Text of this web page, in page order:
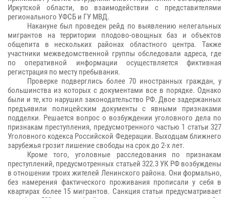
Иркутской области, во взаимодействии с представителями
регионального УФСБ и ГУ МВД.
Накануне был проведен рейд по выявлению нелегальных
мигрантов на территории плодово-овощных баз и объектов
общепита в нескольких районах областного центра. Также
участники межведомственной группы обследовали адреса, где
по оперативной информации осуществляется фиктивная
регистрация по месту пребывания.
Проверке подверглись более 70 иностранных граждан, у
большинства из которых с документами все в порядке. Однако
были и те, кто нарушил законодательство РФ. Двое задержанных
предъявили полицейским документы с явными признаками
подделки. Решается вопрос о возбуждении уголовного дела по
признакам преступления, предусмотренного частью 1 статьи 327
Уголовного кодекса Российской Федерации. Выходцам ближнего
зарубежья грозит лишение свободы на срок до 2-х лет.
Кроме того, уголовные расследования по признакам
преступлений, предусмотренных статьей 322.3 УК РФ возбуждены
в отношении троих жителей Ленинского района. Они формально,
без намерения фактического проживания прописали у себя в
квартирах более 15 мигрантов. Санкция статьи предусматривает